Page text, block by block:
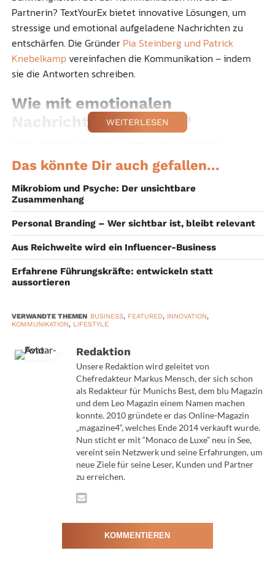
Partnerin? TextYourEx bietet innovative Lösungen, um
stressige und emotional aufgeladene Nachrichten zu
entschärfen. Die Gründer Pia Steinberg und Patrick
Knebelkampvereinfachen die Kommunikation – indem
sie die Antworten schreiben.
Wie mit emotionalen
Nachrichten umgehen?
umgehen sollen. Besonders dann, wenn nach der
Trennung der wahre Charakter der Partnerin zum
Vorschein kommt. Sie nutzt jede Möglichkeit um Ärger zu
machen. Stressige Nachrichten von ihr treffen ein wie
kleine Nadelstiche. Wenn das Handy piept, geht der Puls
bereits hoch.
In 90 Prozent der Fälle geht es dabei um die Kinder oder
um Geld. Emotionale Antworten vom Mann können fatale
wird die Beweislast vorgelegt und oft zugunsten der
Mutter entschieden.
Zwei Modelle für verzweifelte
TextYourEx hat dafür die Lösung. Pia Steinberg und
Patrick Knebelkamp bieten zwei maßgeschneiderte
Abonnement-Modelle an: ExBasic und ExElite. Das
ExBasic-Paket umfasst die Beantwortung von 10
Nachrichten pro Monat, während ExElite die
Beantwortung von 20 Nachrichten pro Monat ermöglicht.
Beide Modelle garantieren eine schnelle Antwortzeit. Der
Partnerin in ein Backend hoch und können optional eine
Notiz hinzufügen. TextYourEx formuliert eine Antwort, die
WEITERLESEN
Das könnte Dir auch gefallen...
Mikrobiom und Psyche: Der unsichtbare
Zusammenhang
Personal Branding – Wer sichtbar ist, bleibt relevant
Aus Reichweite wird ein Influencer-Business
Erfahrene Führungskräfte: entwickeln statt
aussortieren
VERWANDTE THEMEN BUSINESS, FEATURED, INNOVATION,
KOMMUNIKATION, LIFESTYLE
Redaktion
Unsere Redaktion wird geleitet von
Chefredakteur Markus Mensch, der sich schon
als Redakteur für Munichs Best, dem blu Magazin
und dem Leo Magazin einem Namen machen
konnte. 2010 gründete er das Online-Magazin
„magazine4“, welches Ende 2014 verkauft wurde.
Nun sticht er mit “Monaco de Luxe” neu in See,
vereint sein Netzwerk und seine Erfahrungen, um
neue Ziele für seine Leser, Kunden und Partner
zu erreichen.
KOMMENTIEREN